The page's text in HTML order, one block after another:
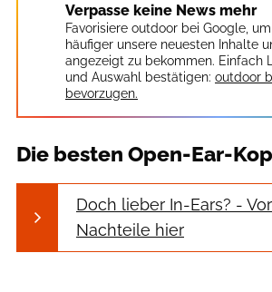
Verpasse keine News mehr
Favorisiere outdoor bei Google,
häufiger unsere neuesten Inhalte
angezeigt zu bekommen. Einfach
und Auswahl bestätigen: outdoor
bevorzugen.
Die besten Open-Ear-
Doch lieber In-Ears? -
Nachteile hier